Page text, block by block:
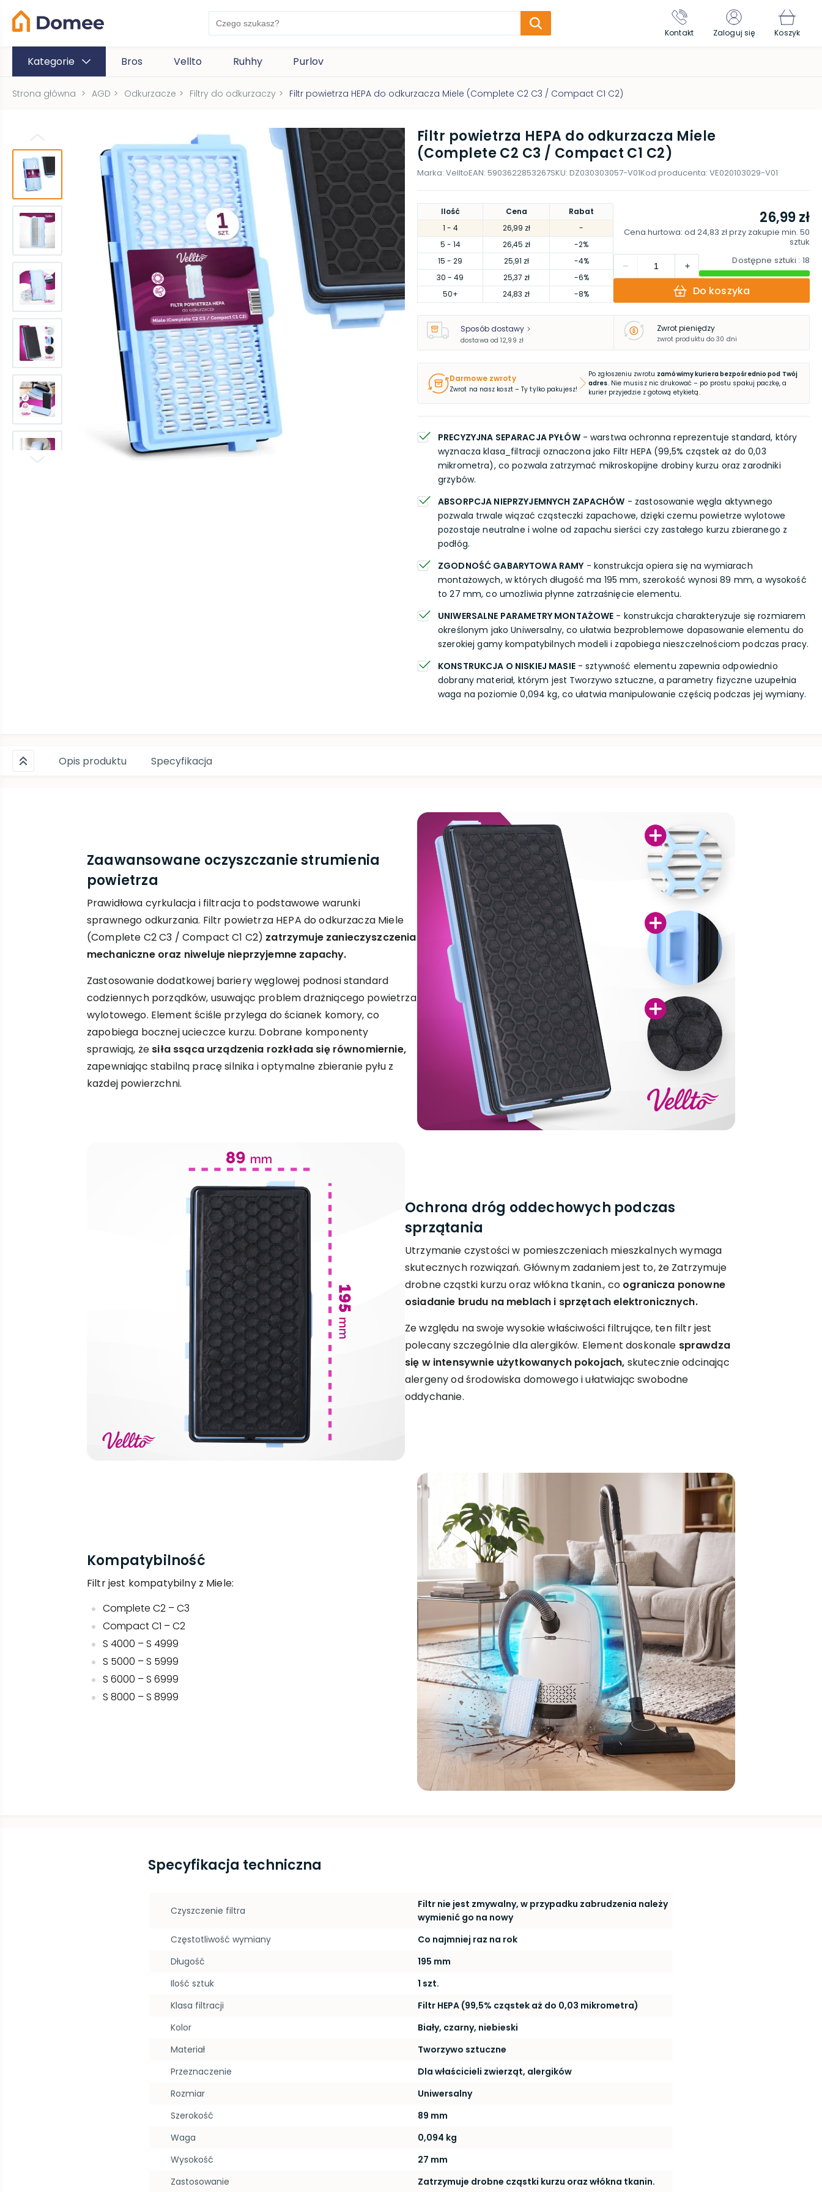
Kontakt Zaloguj się Koszyk
Kategorie Bros Vellto Ruhhy Purlov
Strona główna > AGD > Odkurzacze > Filtry do odkurzaczy > Filtr powietrza HEPA do odkurzacza Miele (Complete C2 C3 / Compact C1 C2)
Filtr powietrza HEPA do odkurzacza Miele
(Complete C2 C3 / Compact C1 C2)
Marka: VelltoEAN: 5903622853267SKU: DZ030303057-V01Kod producenta: VE020103029-V01
Ilość Cena
Rabat
1 - 4 26,99 zł
-
5 - 14 26,45 zł
-2%
15 - 29 25,91 zł
-4%
30 - 49 25,37 zł
-6%
50+ 24,83 zł -8%
26,99 zł
Cena hurtowa: od 24,83 złprzy zakupie min. 50
sztuk
Dostępne sztuki : 18
Do koszyka
Sposób dostawy
dostawa od 12,99 zł
Zwrot pieniędzy
zwrot produktu do 30 dni
Darmowe zwroty
Zwrot na nasz koszt – Ty tylko pakujesz!
Po zgłoszeniu zwrotu zamówimy kuriera bezpośrednio pod Twój
adres. Nie musisz nic drukować – po prostu spakuj paczkę, a
kurier przyjedzie z gotową etykietą.
PRECYZYJNA SEPARACJA PYŁÓW- warstwa ochronna reprezentuje standard, który
wyznacza klasa_filtracji oznaczona jako Filtr HEPA (99,5% cząstek aż do 0,03
mikrometra), co pozwala zatrzymać mikroskopijne drobiny kurzu oraz zarodniki
grzybów.
ABSORPCJA NIEPRZYJEMNYCH ZAPACHÓW - zastosowanie węgla aktywnego
pozwala trwale wiązać cząsteczki zapachowe, dzięki czemu powietrze wylotowe
pozostaje neutralne i wolne od zapachu sierści czy zastałego kurzu zbieranego z
podłóg.
ZGODNOŚĆ GABARYTOWA RAMY - konstrukcja opiera się na wymiarach
montażowych, w których długość ma 195 mm, szerokość wynosi 89 mm, a wysokość
to 27 mm, co umożliwia płynne zatrzaśnięcie elementu.
UNIWERSALNE PARAMETRY MONTAŻOWE - konstrukcja charakteryzuje się rozmiarem
określonym jako Uniwersalny, co ułatwia bezproblemowe dopasowanie elementu do
szerokiej gamy kompatybilnych modeli i zapobiega nieszczelnościom podczas pracy.
KONSTRUKCJA O NISKIEJ MASIE- sztywność elementu zapewnia odpowiednio
dobrany materiał, którym jest Tworzywo sztuczne, a parametry fizyczne uzupełnia
waga na poziomie 0,094 kg, co ułatwia manipulowanie częścią podczas jej wymiany.
Opis produktu Specyfikacja
Zaawansowane oczyszczanie strumienia
powietrza
Prawidłowa cyrkulacja i filtracja to podstawowe warunki
sprawnego odkurzania. Filtr powietrza HEPA do odkurzacza Miele
(Complete C2 C3 / Compact C1 C2) zatrzymuje zanieczyszczenia
mechaniczne oraz niweluje nieprzyjemne zapachy.
Zastosowanie dodatkowej bariery węglowej podnosi standard
codziennych porządków, usuwając problem drażniącego powietrza
wylotowego. Element ściśle przylega do ścianek komory, co
zapobiega bocznej ucieczce kurzu. Dobrane komponenty
sprawiają, że siła ssąca urządzenia rozkłada się równomiernie,
zapewniając stabilną pracę silnika i optymalne zbieranie pyłu z
każdej powierzchni.
Ochrona dróg oddechowych podczas
sprzątania
Utrzymanie czystości w pomieszczeniach mieszkalnych wymaga
skutecznych rozwiązań. Głównym zadaniem jest to, że Zatrzymuje
drobne cząstki kurzu oraz włókna tkanin., co ogranicza ponowne
osiadanie brudu na meblach i sprzętach elektronicznych.
Ze względu na swoje wysokie właściwości filtrujące, ten filtr jest
polecany szczególnie dla alergików. Element doskonale sprawdza
się w intensywnie użytkowanych pokojach, skutecznie odcinając
alergeny od środowiska domowego i ułatwiając swobodne
oddychanie.
Kompatybilność
Filtr jest kompatybilny z Miele:
Complete C2 – C3
Compact C1 – C2
S 4000 – S 4999
S 5000 – S 5999
S 6000 – S 6999
S 8000 – S 8999
Specyfikacja techniczna
Czyszczenie filtra
Filtr nie jest zmywalny, w przypadku zabrudzenia należy
wymienić go na nowy
Częstotliwość wymiany
Co najmniej raz na rok
Długość
195 mm
Ilość sztuk
1 szt.
Klasa filtracji
Filtr HEPA (99,5% cząstek aż do 0,03 mikrometra)
Kolor
Biały, czarny, niebieski
Materiał
Tworzywo sztuczne
Przeznaczenie
Dla właścicieli zwierząt, alergików
Rozmiar
Uniwersalny
Szerokość
89 mm
Waga
0,094 kg
Wysokość
27 mm
Zastosowanie
Zatrzymuje drobne cząstki kurzu oraz włókna tkanin.